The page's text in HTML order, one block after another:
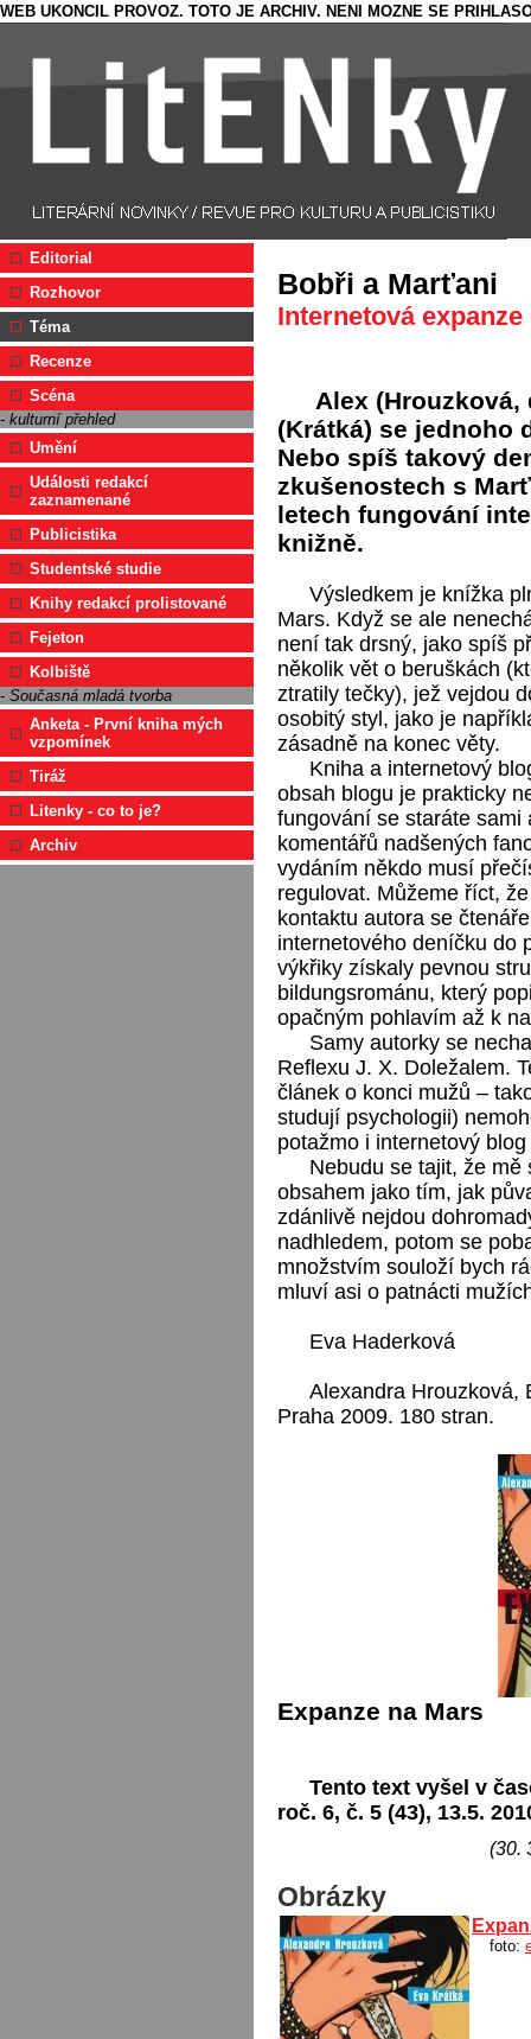
WEB UKONCIL PROVOZ. TOTO JE ARCHIV. NENI MOZNE SE
Editorial
Rozhovor
Téma
Recenze
Scéna
- kulturní přehled
Umění
Události redakcí
zaznamenané
Publicistika
Studentské studie
Knihy redakcí prolistované
Fejeton
Kolbiště
- Současná mladá tvorba
Anketa - První kniha mých
vzpomínek
Tiráž
Litenky - co to je?
Archiv
Bobři a Marťani
Internetová
Alex (Hrouzková,
(Krátká) se jednoho
Nebo spíš takový
zkušenostech s
letech fungování
knižně.
Výsledkem je knížka
Mars. Když se ale
není tak drsný, jako spíš
několik vět o beruškách
ztratily tečky), jež vejdou
osobitý styl, jako je
zásadně na konec věty.
Kniha a internetový
obsah blogu je prakticky
fungování se staráte sami
komentářů nadšených
vydáním někdo musí
regulovat. Můžeme říct,
kontaktu autora se
internetového deníčku do
výkřiky získaly pevnou
bildungsrománu, který
opačným pohlavím až k
Samy autorky se
Reflexu J. X. Doležalem.
článek o konci mužů –
studují psychologii)
potažmo i internetový
Nebudu se tajit, že mě
obsahem jako tím, jak
zdánlivě nejdou
nadhledem, potom se
množstvím souloží bych
mluví asi o patnácti
Eva Haderková
Alexandra Hrouzková,
Praha 2009. 180 stran.
Expanze na Mars
Tento text vyšel v
roč. 6, č. 5 (43), 13.5.
(30.
Obrázky
foto: